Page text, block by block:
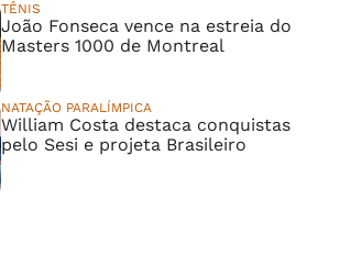
TÊNIS
João Fonseca vence na estreia do
Masters 1000 de Montreal
NATAÇÃO PARALÍMPICA
William Costa destaca conquistas
pelo Sesi e projeta Brasileiro